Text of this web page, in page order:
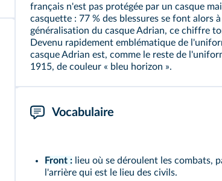
français n'est pas protégée par un casque
casquette : 77 % des blessures se font alors
généralisation du casque Adrian, ce chiffre
Devenu rapidement emblématique de
casque Adrian est, comme le reste de
1915, de couleur « bleu horizon ».
Vocabulaire
Front :lieu où se déroulent les combats,
l'arrière qui est le lieu des civils.